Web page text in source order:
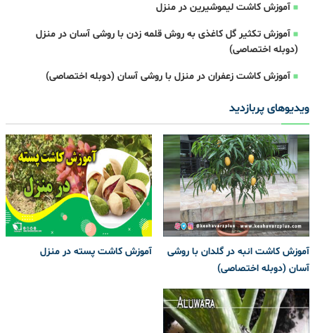
آموزش کاشت لیموشیرین در منزل
آموزش تکثیر گل کاغذی به روش قلمه زدن با روشی آسان در منزل
(دوبله اختصاصی)
آموزش کاشت زعفران در منزل با روشی آسان (دوبله اختصاصی)
ویدیوهای پربازدید
آموزش کاشت انبه در گلدان با روشی
آسان (دوبله اختصاصی)
آموزش کاشت پسته در منزل